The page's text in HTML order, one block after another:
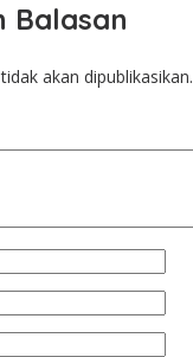
Balasan
akan dipublikasikan.